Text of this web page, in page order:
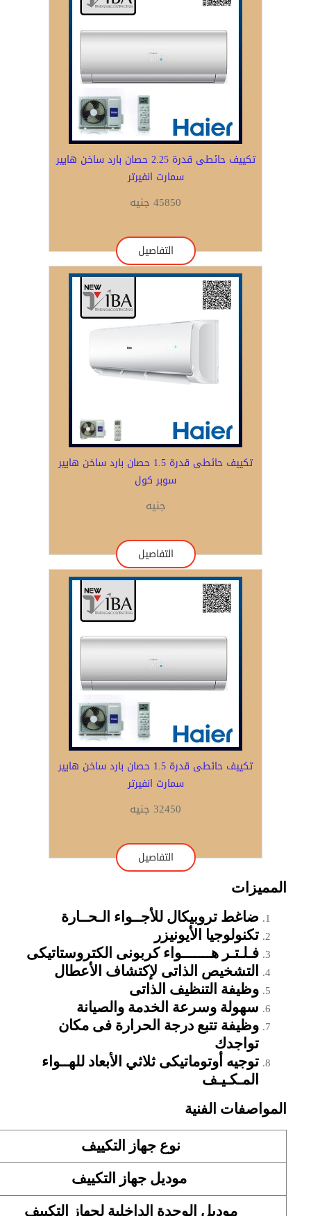
تكييف حائطى قدرة 2.25 حصان بارد ساخن هايير
سمارت انفيرتر
45850 جنيه
التفاصيل
تكييف حائطى قدرة 1.5 حصان بارد ساخن هايير
سوبر كول
جنيه
التفاصيل
تكييف حائطى قدرة 1.5 حصان بارد ساخن هايير
سمارت انفيرتر
32450 جنيه
التفاصيل
المميزات
ضاغط تروبيكال للأجــواء الـحــارة
تكنولوجيا الأيونيزر
فـلـتـر هـــــــواء كربونى الكتروستاتيكى
التشخيص الذاتى لإكتشاف الأعطال
وظيفة التنظيف الذاتى
سهولة وسرعة الخدمة والصيانة
وظيفة تتبع درجة الحرارة فى مكان
تواجدك
توجيه أوتوماتيكى ثلاثي الأبعاد للهــواء
المـكـيـف
المواصفات الفنية
نوع جهاز التكييف
موديل جهاز التكييف
موديل الوحدة الداخلية لجهاز التكييف